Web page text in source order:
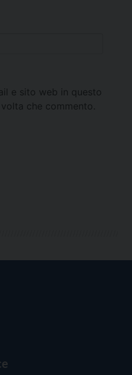
e sito web in questo
che commento.